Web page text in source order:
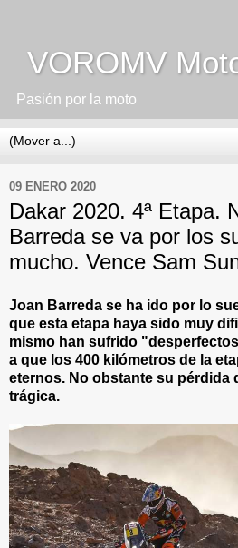
VOROMV
Pasión por la moto
09 ENERO 2020
Dakar 2020. 4ª Etapa.
Barreda se va por los
mucho. Vence Sam
Joan Barreda se ha ido por lo
que esta etapa haya sido muy
mismo han sufrido
a que los 400 kilómetros de la
eternos. No obstante su pérdida
trágica.